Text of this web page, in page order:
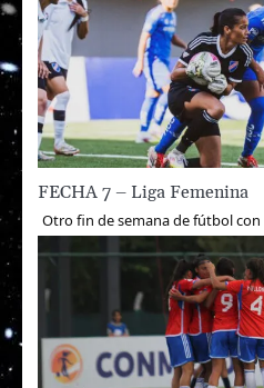
FECHA 7 – Liga Femenina
Otro fin de semana de fútbol